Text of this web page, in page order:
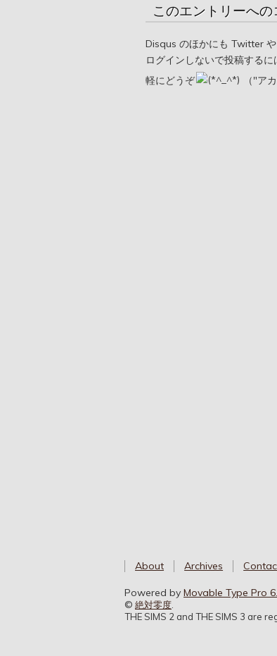
このエントリーへの
Disqus のほかにも Twitter
ログインしないで投稿する
軽にどうぞ
（"ア
About
Archives
Powered by Movable Type Pro
© 絶対零度
THE SIMS 2 and THE SIMS 3 are